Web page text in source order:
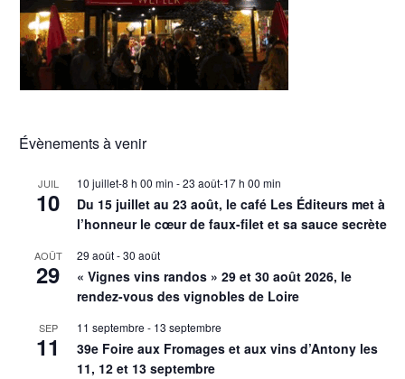
Évènements à venir
JUIL
10
10 juillet-8 h 00 min -23 août-17 h 00 min
Du 15 juillet au 23 août, le café Les Éditeurs met à
l’honneur le cœur de faux-filet et sa sauce secrète
AOÛT
29
29 août-30 août
« Vignes vins randos » 29 et 30 août 2026, le
rendez-vous des vignobles de Loire
SEP
11
11 septembre - 13 septembre
39e Foire aux Fromages et aux vins d’Antony les
11, 12 et 13 septembre